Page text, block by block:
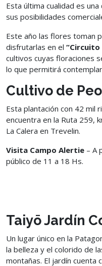
Esta última cualidad es
sus posibilidades
Este año las flores toman
disfrutarlas en el “Circuito
cultivos cuyas floraciones
lo que permitirá
Cultivo de
Esta plantación con 42 mil
encuentra en la Ruta 259,
La Calera en Trevelin.
Visita Campo Alertie – A
público de 11 a 18 Hs.
Taiyō Jardín
Un lugar único en la
la belleza y el colorido de
montañas. El jardín cuenta